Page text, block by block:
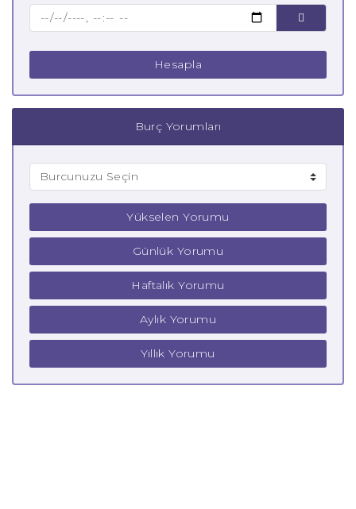
Hesapla
Burç Yorumları
Yükselen Yorumu
Günlük Yorumu
Haftalık Yorumu
Aylık Yorumu
Yıllık Yorumu